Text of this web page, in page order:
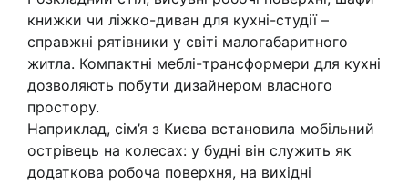
книжки чи ліжко-диван для кухні-студії –
справжні рятівники у світі малогабаритного
житла. Компактні меблі-трансформери для кухні
дозволяють побути дизайнером власного
простору.
Наприклад, сім’я з Києва встановила мобільний
острівець на колесах: у будні він служить як
додаткова робоча поверхня, на вихідні